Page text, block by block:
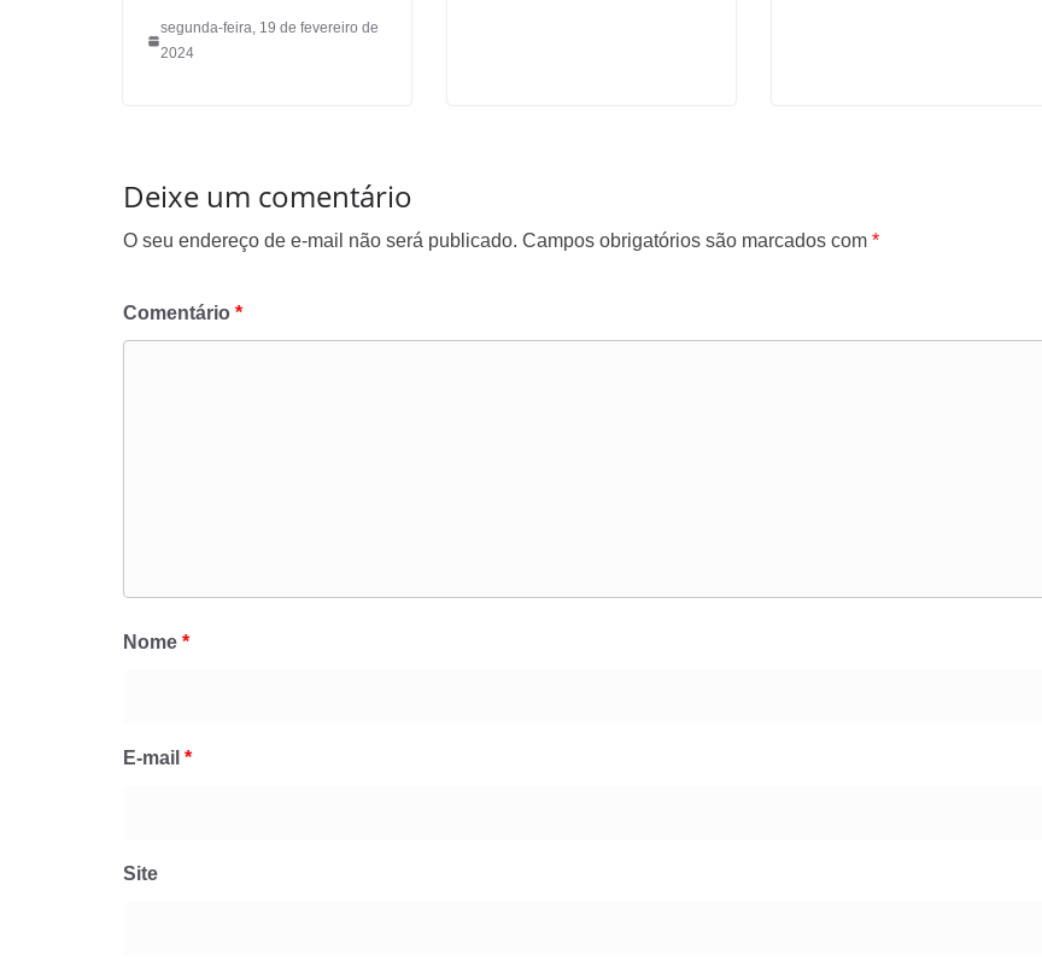
segunda-feira, 19 de fevereiro de
2024
Deixe um comentário
O seu endereço de e-mail não será publicado. Campos obrigatórios são marcados com *
Comentário *
Nome *
E-mail *
Site